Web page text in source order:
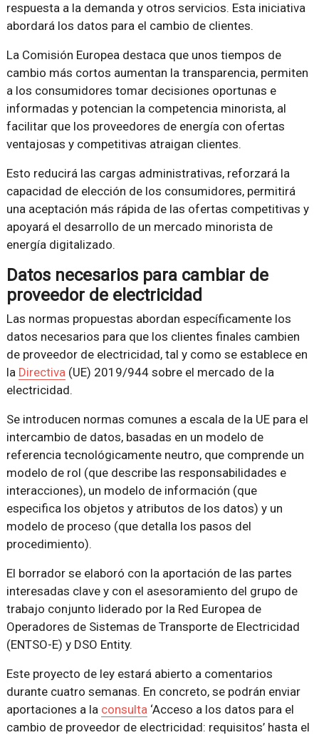
respuesta a la demanda y otros servicios. Esta iniciativa
abordará los datos para el cambio de clientes.
La Comisión Europea destaca que unos tiempos de
cambio más cortos aumentan la transparencia, permiten
a los consumidores tomar decisiones oportunas e
informadas y potencian la competencia minorista, al
facilitar que los proveedores de energía con ofertas
ventajosas y competitivas atraigan clientes.
Esto reducirá las cargas administrativas, reforzará la
capacidad de elección de los consumidores, permitirá
una aceptación más rápida de las ofertas competitivas y
apoyará el desarrollo de un mercado minorista de
energía digitalizado.
Datos necesarios para cambiar de
proveedor de electricidad
Las normas propuestas abordan específicamente los
datos necesarios para que los clientes finales cambien
de proveedor de electricidad, tal y como se establece en
la Directiva(UE) 2019/944 sobre el mercado de la
electricidad.
Se introducen normas comunes a escala de la UE para el
intercambio de datos, basadas en un modelo de
referencia tecnológicamente neutro, que comprende un
modelo de rol (que describe las responsabilidades e
interacciones), un modelo de información (que
especifica los objetos y atributos de los datos) y un
modelo de proceso (que detalla los pasos del
procedimiento).
El borrador se elaboró ​​con la aportación de las partes
interesadas clave y con el asesoramiento del grupo de
trabajo conjunto liderado por la Red Europea de
Operadores de Sistemas de Transporte de Electricidad
(ENTSO-E) y DSO Entity.
Este proyecto de ley estará abierto a comentarios
durante cuatro semanas. En concreto, se podrán enviar
aportaciones a la consulta‘Acceso a los datos para el
cambio de proveedor de electricidad: requisitos’ hasta el